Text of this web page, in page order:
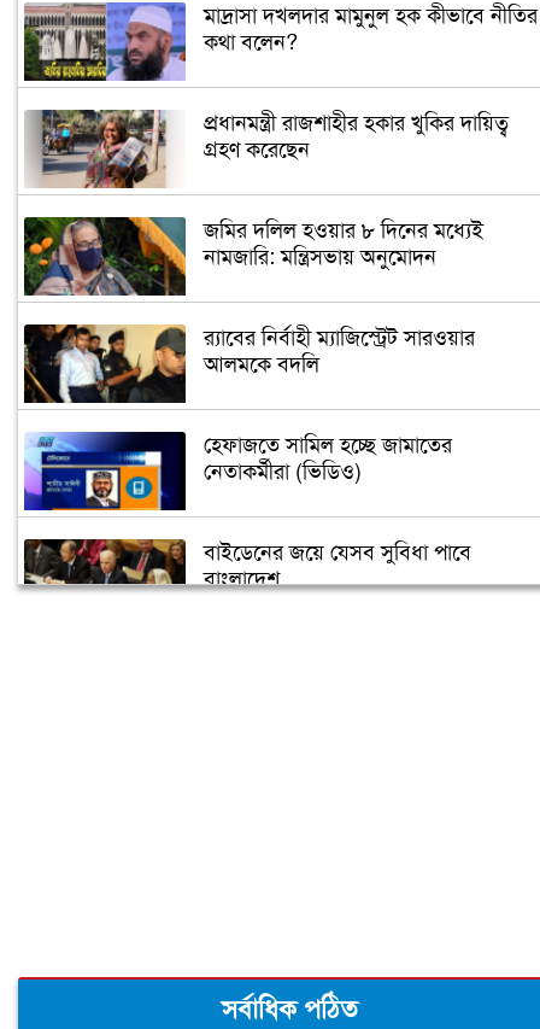
মাদ্রাসা দখলদার মামুনুল হক কীভাবে নীতির
কথা বলেন?
প্রধানমন্ত্রী রাজশাহীর হকার খুকির দায়িত্ব
গ্রহণ করেছেন
জমির দলিল হওয়ার ৮ দিনের মধ্যেই
নামজারি: মন্ত্রিসভায় অনুমোদন
র‌্যাবের নির্বাহী ম্যাজিস্ট্রেট সারওয়ার
আলমকে বদলি
হেফাজতে সামিল হচ্ছে জামাতের
নেতাকর্মীরা (ভিডিও)
বাইডেনের জয়ে যেসব সুবিধা পাবে
বাংলাদেশ
মধ্যবিত্তদের জন্য তৈরি ফ্ল্যাটের দাম আকাশ
ছোঁয়া (ভিডিও)
সর্বাধিক পঠিত